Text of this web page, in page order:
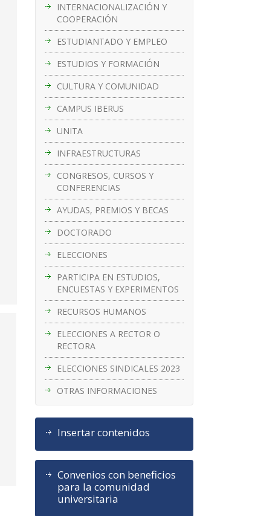
INTERNACIONALIZACIÓN Y
COOPERACIÓN
ESTUDIANTADO Y EMPLEO
ESTUDIOS Y FORMACIÓN
CULTURA Y COMUNIDAD
CAMPUS IBERUS
UNITA
INFRAESTRUCTURAS
CONGRESOS, CURSOS Y
CONFERENCIAS
AYUDAS, PREMIOS Y BECAS
DOCTORADO
ELECCIONES
PARTICIPA EN ESTUDIOS,
ENCUESTAS Y EXPERIMENTOS
RECURSOS HUMANOS
ELECCIONES A RECTOR O
RECTORA
ELECCIONES SINDICALES 2023
OTRAS INFORMACIONES
Insertar contenidos
Convenios con beneficios
para la comunidad
universitaria